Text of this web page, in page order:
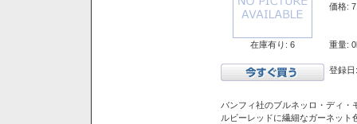
在庫有り: 6
価格:
重量:
登録
バンフィ社のブルネッロ・ディ
ルビーレッドに繊細なガーネッ